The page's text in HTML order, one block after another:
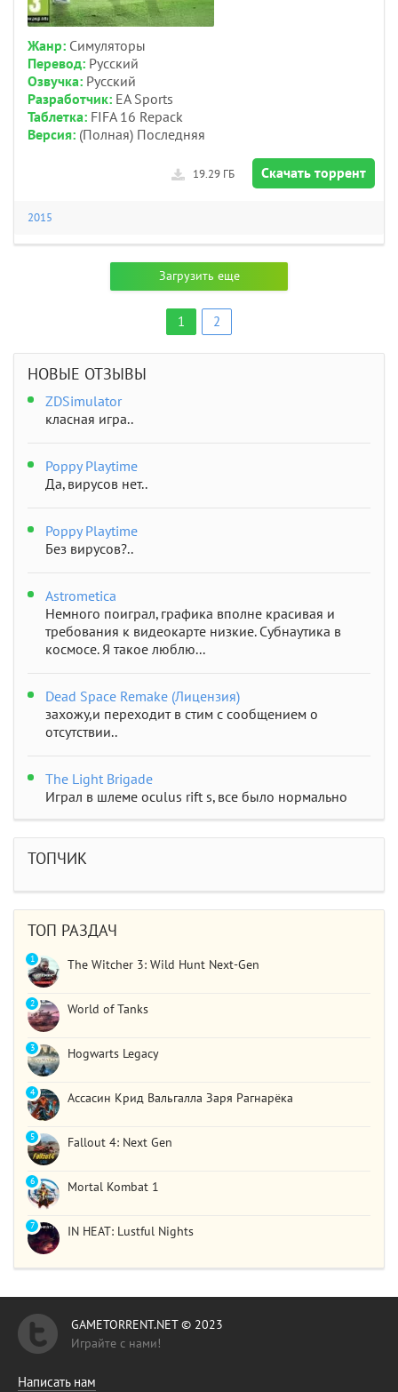
Жанр: Симуляторы
Перевод: Русский
Озвучка: Русский
Разработчик: EA Sports
Таблетка: FIFA 16 Repack
Версия: (Полная) Последняя
Скачать торрент
19.29 ГБ
2015
Загрузить еще
1 2
НОВЫЕ ОТЗЫВЫ
ZDSimulator
класная игра..
Poppy Playtime
Да, вирусов нет..
Poppy Playtime
Без вирусов?..
Astrometica
Немного поиграл, графика вполне красивая и
требования к видеокарте низкие. Субнаутика в
космосе. Я такое люблю...
Dead Space Remake (Лицензия)
захожу,и переходит в стим с сообщением о
отсутствии..
The Light Brigade
Играл в шлеме oculus rift s, все было нормально
сюжет и..
STAR WARS Jedi: Survivor
Должно быть все норм..
ТОПЧИК
ТОП РАЗДАЧ
The Witcher 3: Wild Hunt Next-Gen
1
World of Tanks
2
Hogwarts Legacy
3
Ассасин Крид Вальгалла Заря Рагнарёка
4
Fallout 4: Next Gen
5
Mortal Kombat 1
6
IN HEAT: Lustful Nights
7
GAMETORRENT.NET © 2023
Играйте с нами!
Написать нам